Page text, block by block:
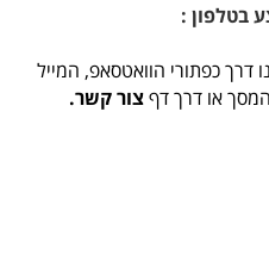
בטלפון :
דרך כפתורי הוואטסאפ, המייל
או דרך דףצור קשר.